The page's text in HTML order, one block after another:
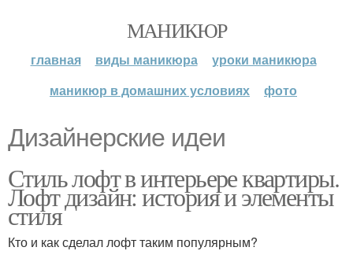
МАНИКЮР
главная виды маникюра
уроки маникюра
маникюр в домашних условиях
фото
Дизайнерские идеи
Стиль лофт в интерьере квартиры.
Лофт дизайн: история и элементы
стиля
Кто и как сделал лофт таким популярным?